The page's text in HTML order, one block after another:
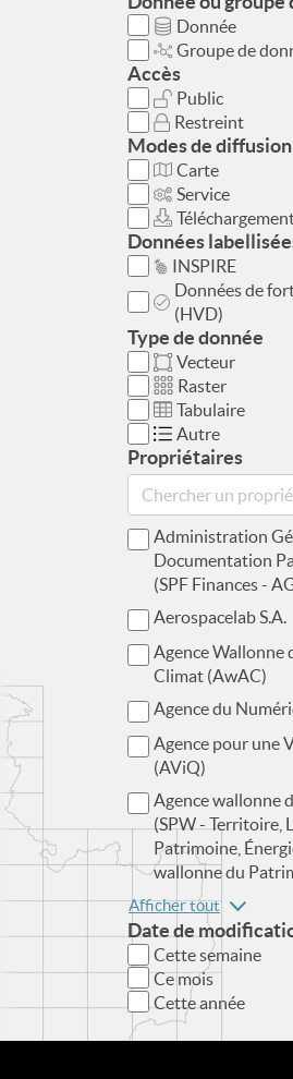
Donnée
Groupe de
Accès
Public
Restreint
Modes de diffusion
Carte
Service
Données
INSPIRE
Données de
(HVD)
Type de donnée
Vecteur
Raster
Tabulaire
Autre
Propriétaires
Administration
Documentation
(SPF Finances -
Aerospacelab S.A.
Agence Wallonne
Climat (AwAC)
Agence du
Agence pour une
(AViQ)
Agence wallonne
(SPW - Territoire,
Patrimoine,
wallonne du
Afficher tout
Date de
Cette semaine
Ce mois
Cette année